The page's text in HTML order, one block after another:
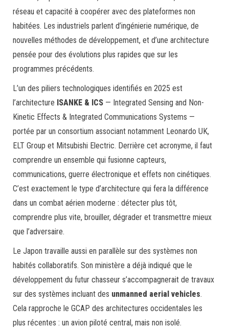
réseau et capacité à coopérer avec des plateformes non
habitées. Les industriels parlent d’ingénierie numérique, de
nouvelles méthodes de développement, et d’une architecture
pensée pour des évolutions plus rapides que sur les
programmes précédents.
L’un des piliers technologiques identifiés en 2025 est
l’architecture ISANKE & ICS — Integrated Sensing and Non-
Kinetic Effects & Integrated Communications Systems —
portée par un consortium associant notamment Leonardo UK,
ELT Group et Mitsubishi Electric. Derrière cet acronyme, il faut
comprendre un ensemble qui fusionne capteurs,
communications, guerre électronique et effets non cinétiques.
C’est exactement le type d’architecture qui fera la différence
dans un combat aérien moderne : détecter plus tôt,
comprendre plus vite, brouiller, dégrader et transmettre mieux
que l’adversaire.
Le Japon travaille aussi en parallèle sur des systèmes non
habités collaboratifs. Son ministère a déjà indiqué que le
développement du futur chasseur s’accompagnerait de travaux
sur des systèmes incluant des unmanned aerial vehicles.
Cela rapproche le GCAP des architectures occidentales les
plus récentes : un avion piloté central, mais non isolé.